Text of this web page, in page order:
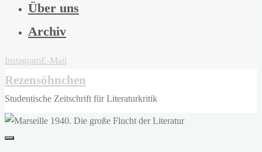
Über uns
Archiv
InstagramE-Mail
Rezensöhnchen
Studentische Zeitschrift für Literaturkritik